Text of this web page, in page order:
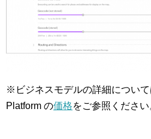
※ビジネスモデルの詳細につい
Platform の価格をご参照ください